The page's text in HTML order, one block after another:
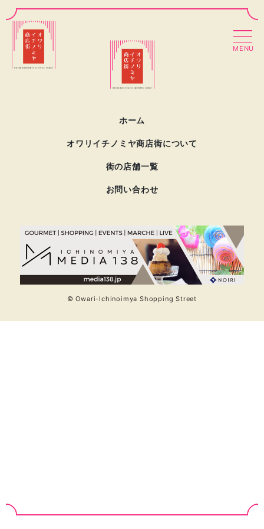
MENU
ホーム
オワリイチノミヤ商店街について
街の店舗一覧
お問い合わせ
© Owari-Ichinoimya Shopping Street